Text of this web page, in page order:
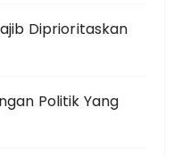
Diprioritaskan
Politik Yang